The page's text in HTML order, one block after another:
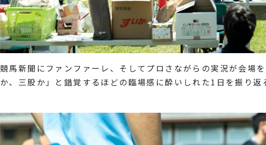
競馬新聞にファンファーレ、そしてプロさながらの実況が会場
か、三股か」と錯覚するほどの臨場感に酔いしれた1日を振り返